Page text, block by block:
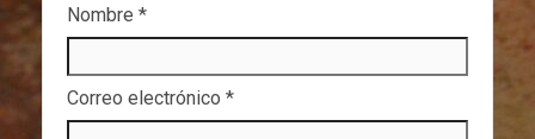
Nombre *
Correo electrónico *